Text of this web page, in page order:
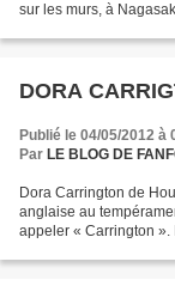
sur les murs, à
DORA
Publié le 04/05/2012 à
Par LE BLOG DE
Dora Carrington de
anglaise au
appeler « Carrington